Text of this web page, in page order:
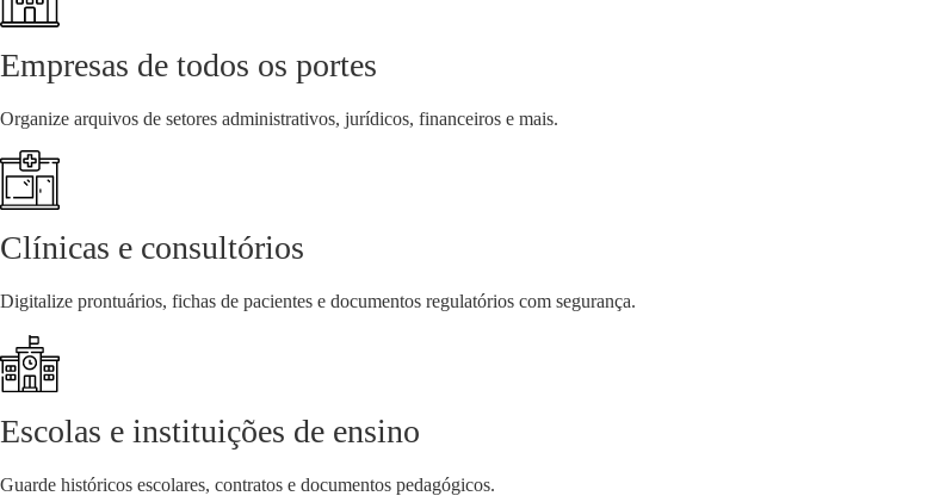
Empresas de todos os portes
Organize arquivos de setores administrativos, jurídicos, financeiros e mais.
Clínicas e consultórios
Digitalize prontuários, fichas de pacientes e documentos regulatórios com segurança.
Escolas e instituições de ensino
Guarde históricos escolares, contratos e documentos pedagógicos.